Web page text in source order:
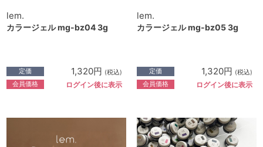
lem.
カラージェル mg-bz04 3g
定価 1,320円 (税込)
会員価格 ログイン後に表示
lem.
カラージェル mg-bz05 3g
定価 1,320円 (税込)
会員価格 ログイン後に表示